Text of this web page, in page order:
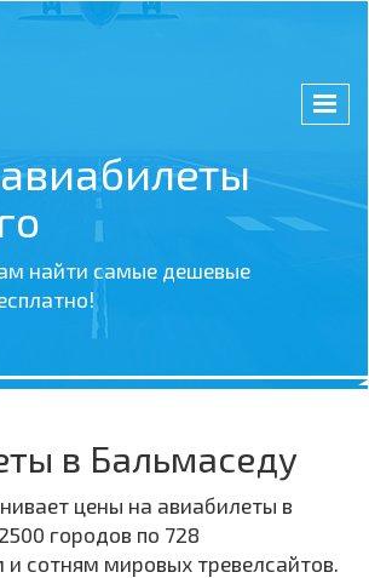
найти самые дешевые
в Бальмаседу
цены на авиабилеты в
городов по 728
сотням мировых тревелсайтов.